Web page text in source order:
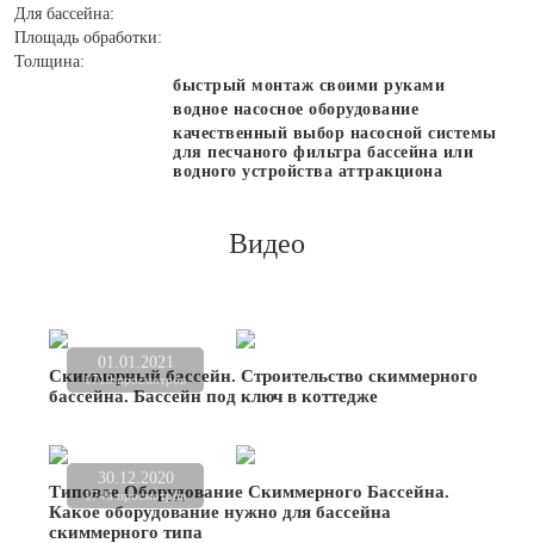
Для бассейна:
Площадь обработки:
Толщина:
быстрый монтаж своими руками
водное насосное оборудование
качественный выбор насосной системы
для песчаного фильтра бассейна или
водного устройства аттракциона
Видео
01.01.2021
1719 просмотров
Скиммерный бассейн. Строительство скиммерного
бассейна. Бассейн под ключ в коттедже
30.12.2020
1746 просмотров
Типовое Оборудование Скиммерного Бассейна.
Какое оборудование нужно для бассейна
скиммерного типа